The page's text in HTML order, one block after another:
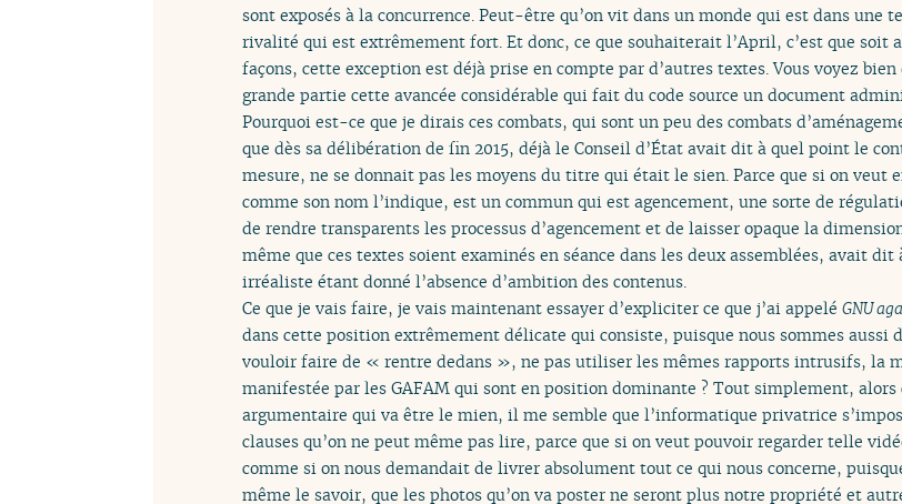
sont exposés à la concurrence. Peut-être qu’on vit dans un monde qui est dans une
rivalité qui est extrêmement fort. Et donc, ce que souhaiterait l’April, c’est que soit
façons, cette exception est déjà prise en compte par d’autres textes. Vous voyez
grande partie cette avancée considérable qui fait du code source un document
Pourquoi est-ce que je dirais ces combats, qui sont un peu des combats
que dès sa délibération de fin 2015, déjà le Conseil d’État avait dit à quel point le
mesure, ne se donnait pas les moyens du titre qui était le sien. Parce que si on veut
comme son nom l’indique, est un commun qui est agencement, une sorte de
de rendre transparents les processus d’agencement et de laisser opaque la
même que ces textes soient examinés en séance dans les deux assemblées, avait
irréaliste étant donné l’absence d’ambition des contenus.
Ce que je vais faire, je vais maintenant essayer d’expliciter ce que j’ai appelé GNU
dans cette position extrêmement délicate qui consiste, puisque nous sommes aussi
vouloir faire de « rentre dedans », ne pas utiliser les mêmes rapports intrusifs, la
manifestée par les GAFAM qui sont en position dominante ? Tout simplement,
argumentaire qui va être le mien, il me semble que l’informatique privatrice
clauses qu’on ne peut même pas lire, parce que si on veut pouvoir regarder telle
comme si on nous demandait de livrer absolument tout ce qui nous concerne,
même le savoir, que les photos qu’on va poster ne seront plus notre propriété et